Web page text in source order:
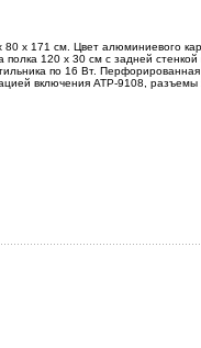
х 171 см. Цвет алюминиевого
120 x 30 см с задней
по 16 Вт. Перфорированная
включения АТР-9108, разъемы